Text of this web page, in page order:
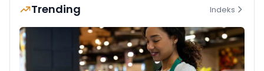
Trending Indeks